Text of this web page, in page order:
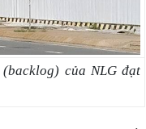
của NLG đạt